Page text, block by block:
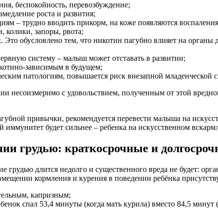
беспокойность, перевозбуждение;
роста и развития;
– трудно вводить прикорм, на коже появляются
запоры, рвота;
Это обусловлено тем, что никотин пагубно влияет на
систему – малыш может отставать в развитии;
зависимым в будущем;
патологиям, повышается риск внезапной младенческой
несоизмеримо с удовольствием, полученным от этой
привычки, рекомендуется перевести малыша на
иммунитет будет сильнее – ребенка на искусственном
грудью: краткосрочные и
грудью длится недолго и существенного вреда не будет:
кормления и курения в поведении ребёнка
капризным;
спал 53,4 минуты (когда мать курила) вместо 84,5 минут